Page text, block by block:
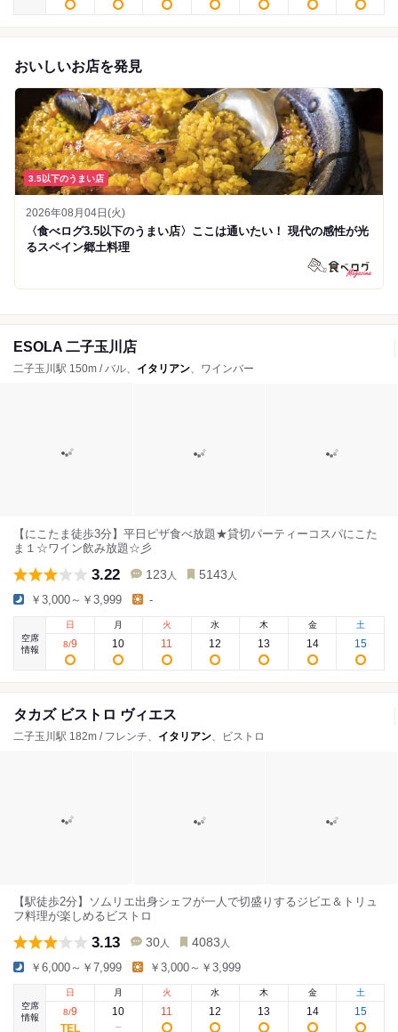
おいしいお店を発見
3.5以下のうまい店
2026年08月04日(火)
〈食べログ3.5以下のうまい店〉ここは通いたい！ 現代の感性が光
るスペイン郷土料理
ESOLA 二子玉川店
二子玉川駅 150m / バル、 イタリアン、ワインバー
【にこたま徒歩3分】平日ピザ食べ放題★貸切パーティーコスパにこた
ま１☆ワイン飲み放題☆彡
3.22 123 人 5143 人
￥3,000～￥3,999 -
空席
情報
日
8/9
月
10
火
11
水
12
木
13
金
14
土
15
タカズ ビストロ ヴィエス
二子玉川駅 182m / フレンチ、 イタリアン、ビストロ
【駅徒歩2分】ソムリエ出身シェフが一人で切盛りするジビエ＆トリュ
フ料理が楽しめるビストロ
3.13 30 人 4083 人
￥6,000～￥7,999 ￥3,000～￥3,999
空席
情報
日
8/9
月
10
火
11
水
12
木
13
金
14
土
15